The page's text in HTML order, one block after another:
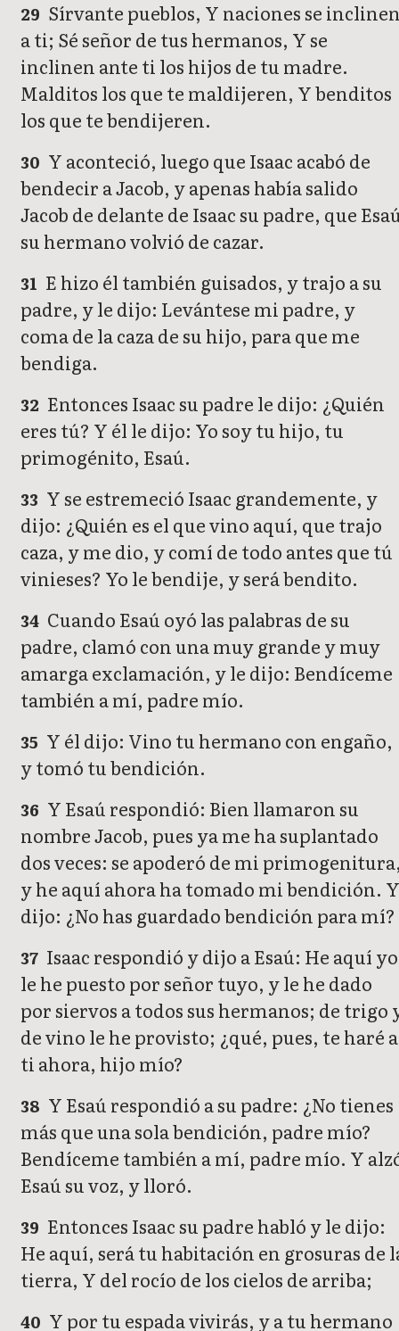
29 Sírvante pueblos, Y naciones se
a ti; Sé señor de tus hermanos, Y se
inclinen ante ti los hijos de tu madre.
Malditos los que te maldijeren, Y benditos
los que te bendijeren.
30 Y aconteció, luego que Isaac acabó de
bendecir a Jacob, y apenas había salido
Jacob de delante de Isaac su padre, que
su hermano volvió de cazar.
31 E hizo él también guisados, y trajo a su
padre, y le dijo: Levántese mi padre, y
coma de la caza de su hijo, para que me
bendiga.
32 Entonces Isaac su padre le dijo: ¿Quién
eres tú? Y él le dijo: Yo soy tu hijo, tu
primogénito, Esaú.
33 Y se estremeció Isaac grandemente, y
dijo: ¿Quién es el que vino aquí, que trajo
caza, y me dio, y comí de todo antes que tú
vinieses? Yo le bendije, y será bendito.
34 Cuando Esaú oyó las palabras de su
padre, clamó con una muy grande y muy
amarga exclamación, y le dijo: Bendíceme
también a mí, padre mío.
35 Y él dijo: Vino tu hermano con engaño,
y tomó tu bendición.
36 Y Esaú respondió: Bien llamaron su
nombre Jacob, pues ya me ha suplantado
dos veces: se apoderó de mi
y he aquí ahora ha tomado mi bendición. Y
dijo: ¿No has guardado bendición para mí?
37 Isaac respondió y dijo a Esaú: He aquí yo
le he puesto por señor tuyo, y le he dado
por siervos a todos sus hermanos; de trigo
de vino le he provisto; ¿qué, pues, te haré a
ti ahora, hijo mío?
38 Y Esaú respondió a su padre: ¿No tienes
más que una sola bendición, padre mío?
Bendíceme también a mí, padre mío. Y
Esaú su voz, y lloró.
39 Entonces Isaac su padre habló y le dijo:
He aquí, será tu habitación en grosuras de
tierra, Y del rocío de los cielos de arriba;
40 Y por tu espada vivirás, y a tu hermano